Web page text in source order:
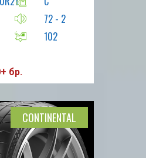
72 - 2
102
бр.
CONTINENTAL